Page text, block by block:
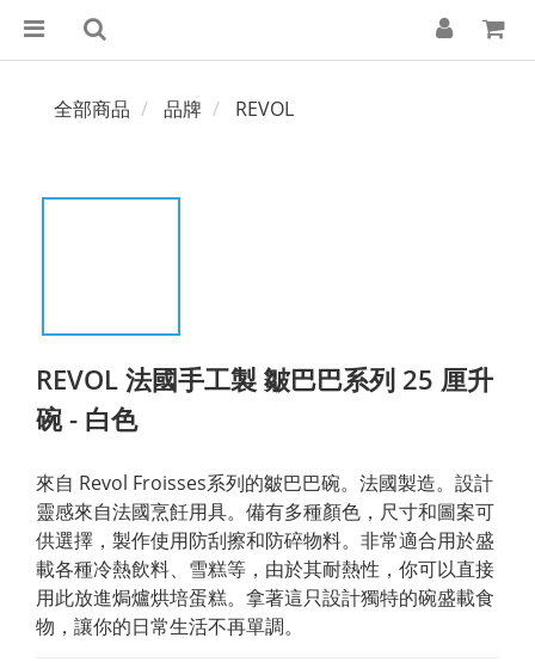
全部商品 品牌 REVOL
REVOL 法國手工製 皺巴巴系列 25 厘升
碗 - 白色
來自 Revol Froisses系列的皺巴巴碗。法國製造。設計
靈感來自法國烹飪用具。備有多種顏色，尺寸和圖案可
供選擇，製作使用防刮擦和防碎物料。非常適合用於盛
載各種冷熱飲料、雪糕等，由於其耐熱性，你可以直接
用此放進焗爐烘培蛋糕。拿著這只設計獨特的碗盛載食
物，讓你的日常生活不再單調。